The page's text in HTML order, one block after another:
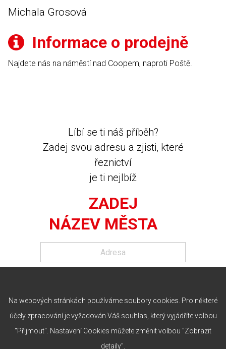
Michala Grosová
Informace o prodejně
Najdete nás na náměstí nad Coopem, naproti Poště.
Líbí se ti náš příběh?
Zadej svou adresu a zjisti, které
řeznictví
je ti nejlbíž
ZADEJ
NÁZEV MĚSTA
Na webových stránkách používáme soubory cookies. Pro některé
účely zpracování je vyžadován Váš souhlas, který vyjádříte volbou
"Přijmout". Nastavení Cookies můžete změnit volbou "Zobrazit
detaily".